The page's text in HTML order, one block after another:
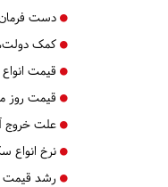
دست
کمک
قیمت
قیمت روز
علت خروج
نرخ انواع
رشد قیمت